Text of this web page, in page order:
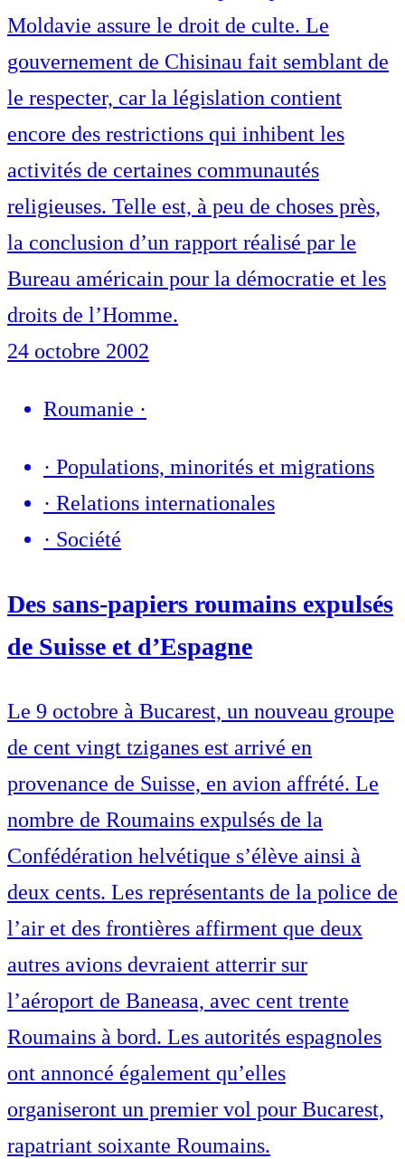
Moldavie assure le droit de culte. Le
gouvernement de Chisinau fait semblant de
le respecter, car la législation contient
encore des restrictions qui inhibent les
activités de certaines communautés
religieuses. Telle est, à peu de choses près,
la conclusion d’un rapport réalisé par le
Bureau américain pour la démocratie et les
droits de l’Homme.
24 octobre 2002
Roumanie ·
· Populations, minorités et migrations
· Relations internationales
· Société
Des sans-papiers roumains expulsés
de Suisse et d’Espagne
Le 9 octobre à Bucarest, un nouveau groupe
de cent vingt tziganes est arrivé en
provenance de Suisse, en avion affrété. Le
nombre de Roumains expulsés de la
Confédération helvétique s’élève ainsi à
deux cents. Les représentants de la police de
l’air et des frontières affirment que deux
autres avions devraient atterrir sur
l’aéroport de Baneasa, avec cent trente
Roumains à bord. Les autorités espagnoles
ont annoncé également qu’elles
organiseront un premier vol pour Bucarest,
rapatriant soixante Roumains.